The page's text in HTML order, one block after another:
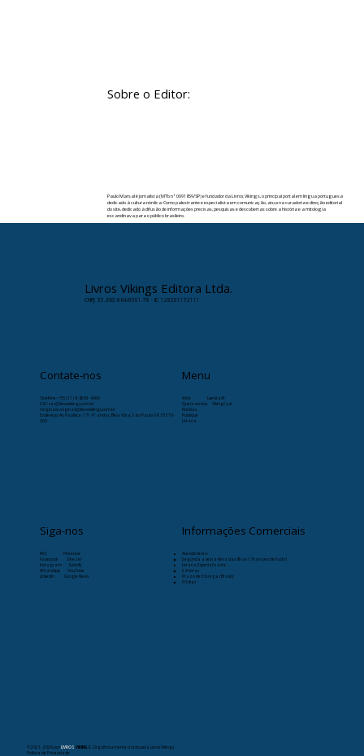
Sobre o Editor:
Paulo Marsal é jornalista (MTb nº 0091859/SP) e fundador da Livros Vikings, o principal portal em língua portuguesa
dedicado à cultura nórdica. Como palestrante e especialista em comunicação, atua na curadoria e direção editorial
do site, dedicado à difusão de informações precisas, pesquisas e descobertas sobre a história e a mitologia
escandinava para o público brasileiro.
Livros Vikings Editora Ltda.
CNPJ: 35.663.864/0001-78 · IE: 128201172111
Contate-nos
Telefone:+55 (11) 9-8263-4066
SAC: sac@livrosvikings.com.br
Originais: originais@livrosvikings.com.br
Endereço: Av. Paulista, 171 4º andar, Bela Vista, São Paulo-SP, 01310-
000
Menu
Início
Læristaðr
Quem somos
VikingCast
Notícias
Publique
Livraria
Siga-nos
RSS
Pinterest
Facebook
Deezer
Instagram
Spotify
WhatsApp
YouTube
Linkedin
Google News
Informações Comerciais
Atendimento:
Segunda a sexta-feira das 8h as 17h (exceto feriado)
Livraria Especializada:
24 horas
Prazo de Entrega (Brasil):
30 dias
© 2021- 2026por LIVROSVIKINGS . Orgulhosamente criado pela Livros Vikings.
Política de Privacidade